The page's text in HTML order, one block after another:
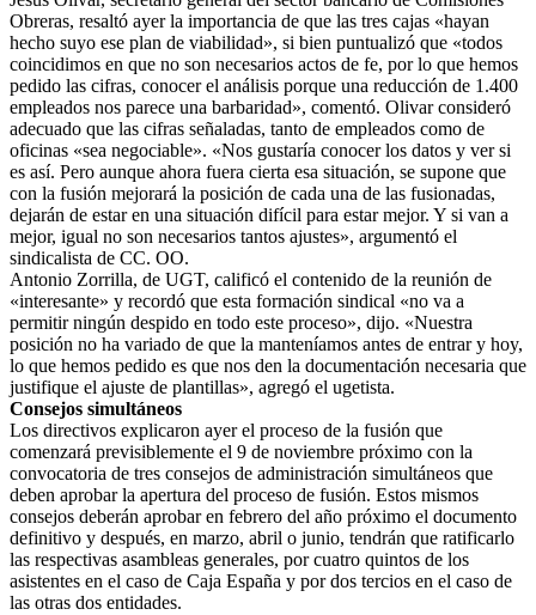
Obreras, resaltó ayer la importancia de que las tres cajas «hayan
hecho suyo ese plan de viabilidad», si bien puntualizó que «todos
coincidimos en que no son necesarios actos de fe, por lo que hemos
pedido las cifras, conocer el análisis porque una reducción de 1.400
empleados nos parece una barbaridad», comentó. Olivar consideró
adecuado que las cifras señaladas, tanto de empleados como de
oficinas «sea negociable». «Nos gustaría conocer los datos y ver si
es así. Pero aunque ahora fuera cierta esa situación, se supone que
con la fusión mejorará la posición de cada una de las fusionadas,
dejarán de estar en una situación difícil para estar mejor. Y si van a
mejor, igual no son necesarios tantos ajustes», argumentó el
sindicalista de CC. OO.
Antonio Zorrilla, de UGT, calificó el contenido de la reunión de
«interesante» y recordó que esta formación sindical «no va a
permitir ningún despido en todo este proceso», dijo. «Nuestra
posición no ha variado de que la manteníamos antes de entrar y hoy,
lo que hemos pedido es que nos den la documentación necesaria que
justifique el ajuste de plantillas», agregó el ugetista.
Consejos simultáneos
Los directivos explicaron ayer el proceso de la fusión que
comenzará previsiblemente el 9 de noviembre próximo con la
convocatoria de tres consejos de administración simultáneos que
deben aprobar la apertura del proceso de fusión. Estos mismos
consejos deberán aprobar en febrero del año próximo el documento
definitivo y después, en marzo, abril o junio, tendrán que ratificarlo
las respectivas asambleas generales, por cuatro quintos de los
asistentes en el caso de Caja España y por dos tercios en el caso de
las otras dos entidades.